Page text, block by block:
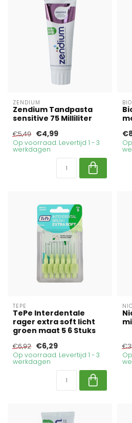
ZENDIUM
Zendium Tandpasta
sensitive 75 Milliliter
€5,49 €4,99
Op voorraad. Levertijd 1 - 3
werkdagen
TEPE
TePe Interdentale
rager extra soft licht
groen maat 5 6 Stuks
€6,92 €6,29
Op voorraad. Levertijd 1 - 3
werkdagen